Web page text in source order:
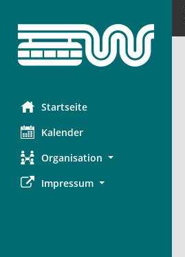
Startseite
Kalender
Organisation
Impressum